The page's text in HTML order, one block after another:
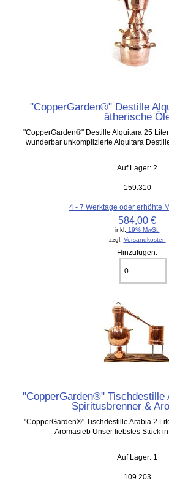
"CopperGarden®" Destille
ätherische
"CopperGarden®" Destille Alquitara 25
wunderbar unkomplizierte Alquitara
Auf Lager: 2
159.310
4 - 7 Werktage oder erhöhte
584,00 €
inkl.
19% MwSt.
zzgl. Versandkosten
Hinzufügen:
"CopperGarden®" Tischdestille
Spiritusbrenner &
"CopperGarden®" Tischdestille Arabia 2
Aromasieb Unser liebstes Stück in
Auf Lager: 1
109.203